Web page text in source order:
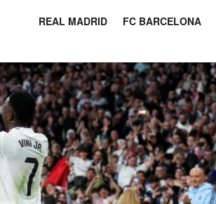
REAL MADRID FC BARCELONA